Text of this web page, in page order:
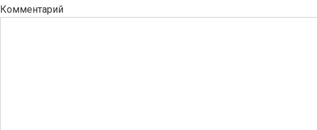
Комментарий